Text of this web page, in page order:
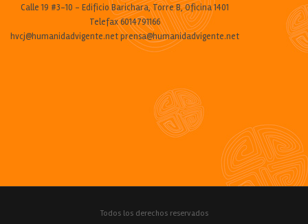
Calle 19 #3-10 - Edificio Barichara, Torre B, Oficina 1401
Telefax 6014791166
hvcj@humanidadvigente.net prensa@humanidadvigente.net
Todos los derechos reservados